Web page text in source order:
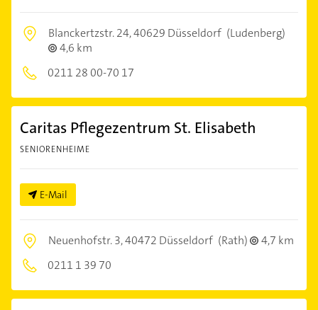
Blanckertzstr. 24,40629 Düsseldorf (Ludenberg)
4,6 km
0211 28 00-70 17
Caritas Pflegezentrum St. Elisabeth
SENIORENHEIME
E-Mail
Neuenhofstr. 3,40472 Düsseldorf (Rath)
4,7 km
0211 1 39 70